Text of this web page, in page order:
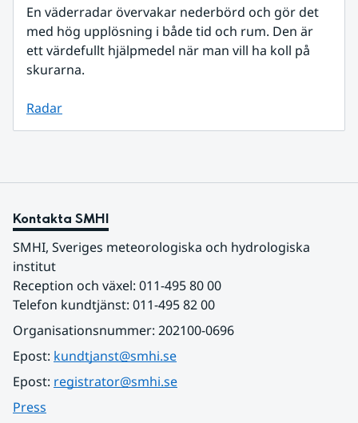
En väderradar övervakar nederbörd och gör det
med hög upplösning i både tid och rum. Den är
ett värdefullt hjälpmedel när man vill ha koll på
skurarna.
Radar
Kontakta SMHI
SMHI, Sveriges meteorologiska och hydrologiska
institut
Reception och växel: 011-495 80 00
Telefon kundtjänst: 011-495 82 00
Organisationsnummer: 202100-0696
Epost: kundtjanst@smhi.se
Epost: registrator@smhi.se
Press